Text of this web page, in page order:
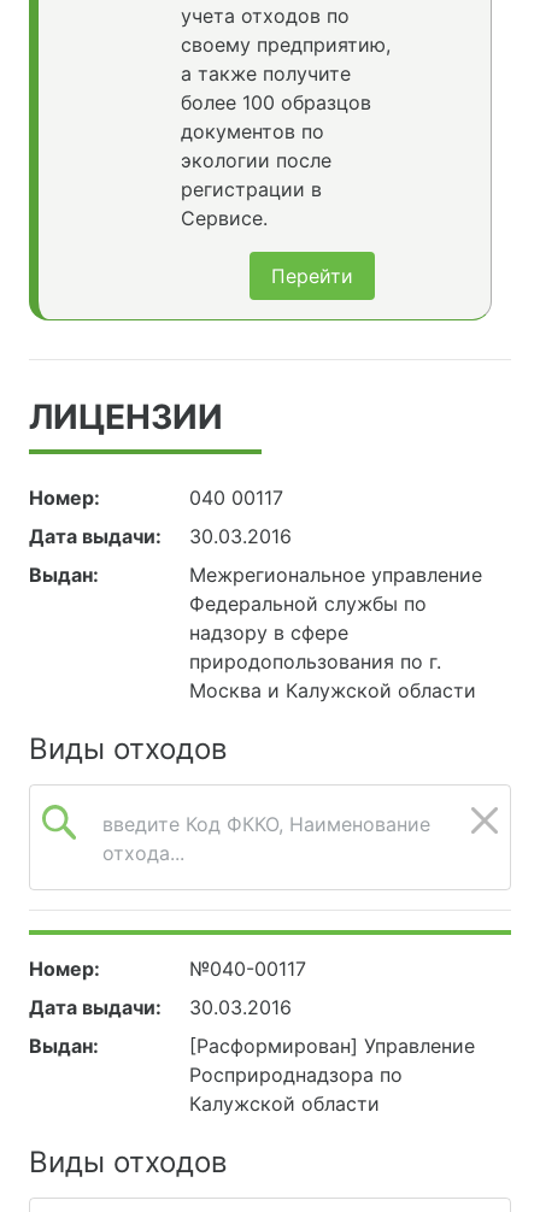
учета отходов по
своему предприятию,
а также получите
более 100 образцов
документов по
экологии после
регистрации в
Сервисе.
Перейти
ЛИЦЕНЗИИ
Номер:
040 00117
Дата выдачи:
30.03.2016
Выдан:
Межрегиональное управление
Федеральной службы по
надзору в сфере
природопользования по г.
Москва и Калужской области
Виды отходов
введите Код ФККО, Наименование
отхода...
Номер:
№040-00117
Дата выдачи:
30.03.2016
Выдан:
[Расформирован] Управление
Росприроднадзора по
Калужской области
Виды отходов